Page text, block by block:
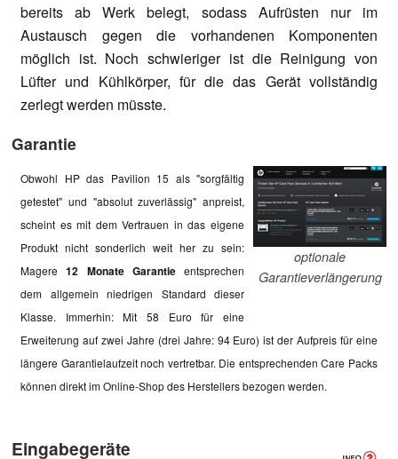
bereits ab Werk belegt, sodass Aufrüsten nur im
Austausch gegen die vorhandenen Komponenten
möglich ist. Noch schwieriger ist die Reinigung von
Lüfter und Kühlkörper, für die das Gerät vollständig
zerlegt werden müsste.
Garantie
optionale
Garantieverlängerung
Obwohl HP das Pavilion 15 als "sorgfältig
getestet" und "absolut zuverlässig" anpreist,
scheint es mit dem Vertrauen in das eigene
Produkt nicht sonderlich weit her zu sein:
Magere12 Monate Garantieentsprechen
dem allgemein niedrigen Standard dieser
Klasse. Immerhin: Mit 58 Euro für eine
Erweiterung auf zwei Jahre (drei Jahre: 94 Euro) ist der Aufpreis für eine
längere Garantielaufzeit noch vertretbar. Die entsprechenden Care Packs
können direkt im Online-Shop des Herstellers bezogen werden.
Eingabegeräte